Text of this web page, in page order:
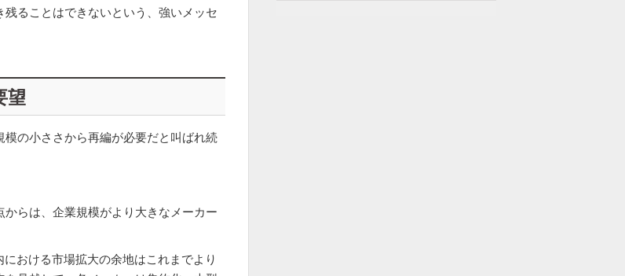
ることはできないという、強いメッセ
望
の小ささから再編が必要だと叫ばれ続
からは、企業規模がより大きなメーカー
おける市場拡大の余地はこれまでより